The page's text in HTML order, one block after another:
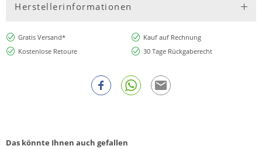
Herstellerinformationen
Gratis Versand*
Kauf auf Rechnung
Kostenlose Retoure
30 Tage Rückgaberecht
Das könnte Ihnen auch gefallen